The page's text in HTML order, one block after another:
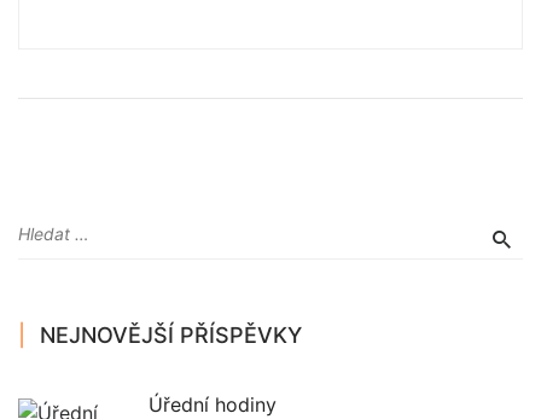
NEJNOVĚJŠÍ PŘÍSPĚVKY
Úřední hodiny